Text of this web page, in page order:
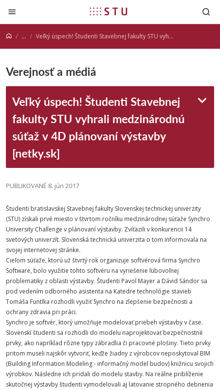
Prejsť na obsah
... Veľký úspech! Študenti Stavebnej fakulty STU vyhrali medzinárodnú súťaž v 4D plánovaní výstavby [netky.sk]
Verejnosť a médiá
Veľký úspech! Študenti Stavebnej
fakulty STU vyhrali medzinárodnú
súťaž v 4D plánovaní výstavby
[netky.sk]
PUBLIKOVANÉ 8. jún 2017
Študenti bratislavskej Stavebnej fakulty Slovenskej technickej univerzity
(STU) získali prvé miesto v štvrtom ročníku medzinárodnej súťaže Synchro
University Challenge v plánovaní výstavby. Zvíťazili v konkurencii 14
svetových univerzít. Slovenská technická univerzita o tom informovala na
svojej internetovej stránke.
Cieľom súťaže, ktorú už štvrtý rok organizuje softvérová firma Synchro
Software, bolo využitie tohto softvéru na vyriešenie ľubovoľnej
problematiky z oblasti výstavby. Študenti Pavol Mayer a Dávid Sándor sa
pod vedením odborného asistenta na Katedre technológie stavieb
Tomáša Funtíka rozhodli využiť Synchro na zlepšenie bezpečnosti a
ochrany zdravia pri práci.
Synchro je softvér, ktorý umožňuje modelovať priebeh výstavby v čase.
Slovenskí študenti sa rozhodli do modelu naprojektovať bezpečnostné
prvky, ako napríklad rôzne typy zábradlia či pracovné plošiny. Tieto prvky
pritom museli najskôr vytvoriť, keďže žiadny z výrobcov neposkytoval BIM
(Building Information Modeling - informačný model budov) knižnicu svojich
výrobkov. Následne ich pridali do modelu stavby. Na reálne priblíženie
skutočnej výstavby študenti vymodelovali aj latovanie stropného debnenia